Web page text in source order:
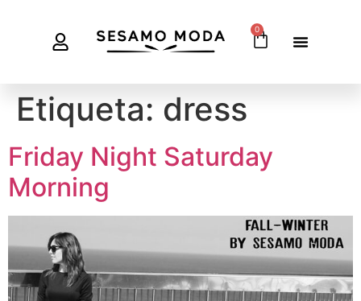
0
Etiqueta: dress
Friday Night Saturday
Morning